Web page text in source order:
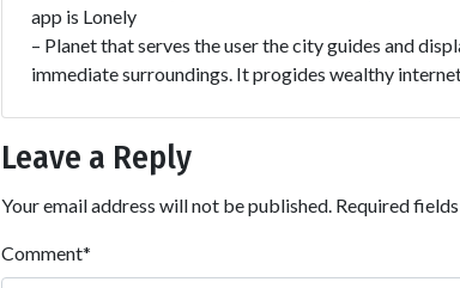
app is Lonely
– Planet that serves the user the city guides and
immediate surroundings. It progides wealthy
Leave a Reply
Your email address will not be published. Required
Comment*